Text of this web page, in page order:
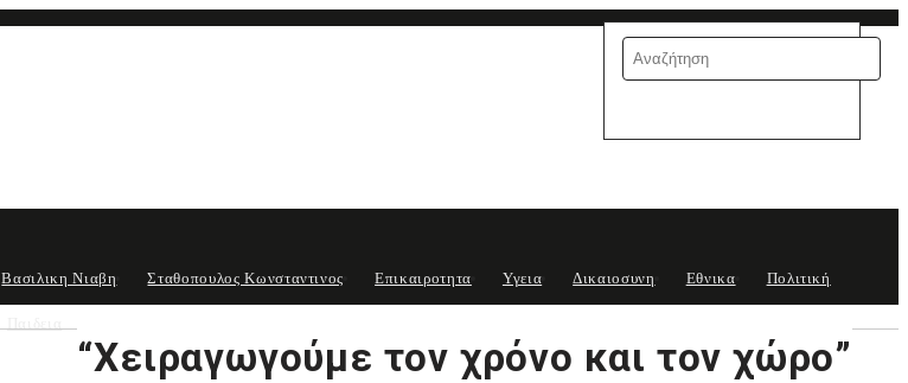
Βασιλικη Νιαβη Σταθοπουλος Κωνσταντινος Επικαιροτητα Υγεια Δικαιοσυνη Εθνικα Πολιτική
“Χειραγωγούμε τον χρόνο και τον χώρο”